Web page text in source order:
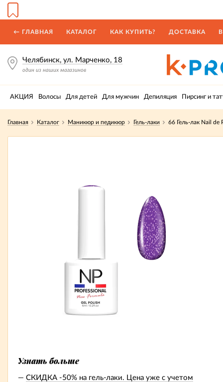
← ГЛАВНАЯ КАТАЛОГ КАК КУПИТЬ? ДОСТАВКА
Челябинск, ул. Марченко, 18
один из наших магазинов
АКЦИЯ Волосы Для детей Для мужчин Депиляция Пирсинг и
Главная Каталог Маникюр и педикюр Гель-лаки 66 Гель-лак Nail de
Узнать больше
СКИДКА -50% на гель-лаки. Цена уже с учетом